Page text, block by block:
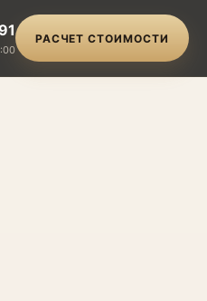
РАСЧЕТ СТОИМОСТИ